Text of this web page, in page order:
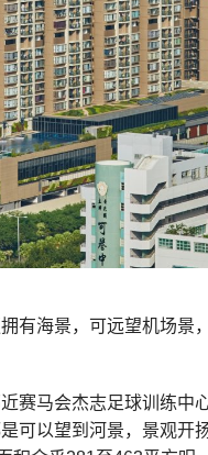
有海景，可远望机场景
赛马会杰志足球训练中
可以望到河景，景观开